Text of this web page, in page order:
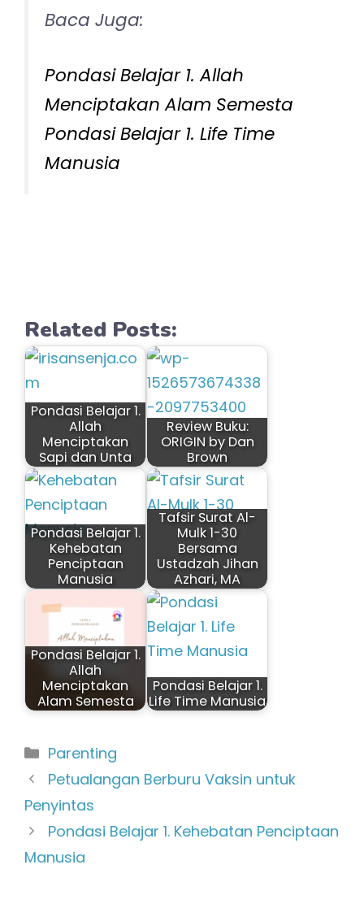
Baca Juga:
Pondasi Belajar 1. Allah
Menciptakan Alam Semesta
Pondasi Belajar 1. Life Time
Manusia
Related Posts:
Pondasi Belajar 1.
Allah
Menciptakan
Sapi dan Unta
Review Buku:
ORIGIN by Dan
Brown
Pondasi Belajar 1.
Kehebatan
Penciptaan
Manusia
Tafsir Surat Al-
Mulk 1-30
Bersama
Ustadzah Jihan
Azhari, MA
Pondasi Belajar 1.
Allah
Menciptakan
Alam Semesta
Pondasi Belajar 1.
Life Time Manusia
Kategori
Parenting
Petualangan Berburu Vaksin untuk
Penyintas
Pondasi Belajar 1. Kehebatan Penciptaan
Manusia